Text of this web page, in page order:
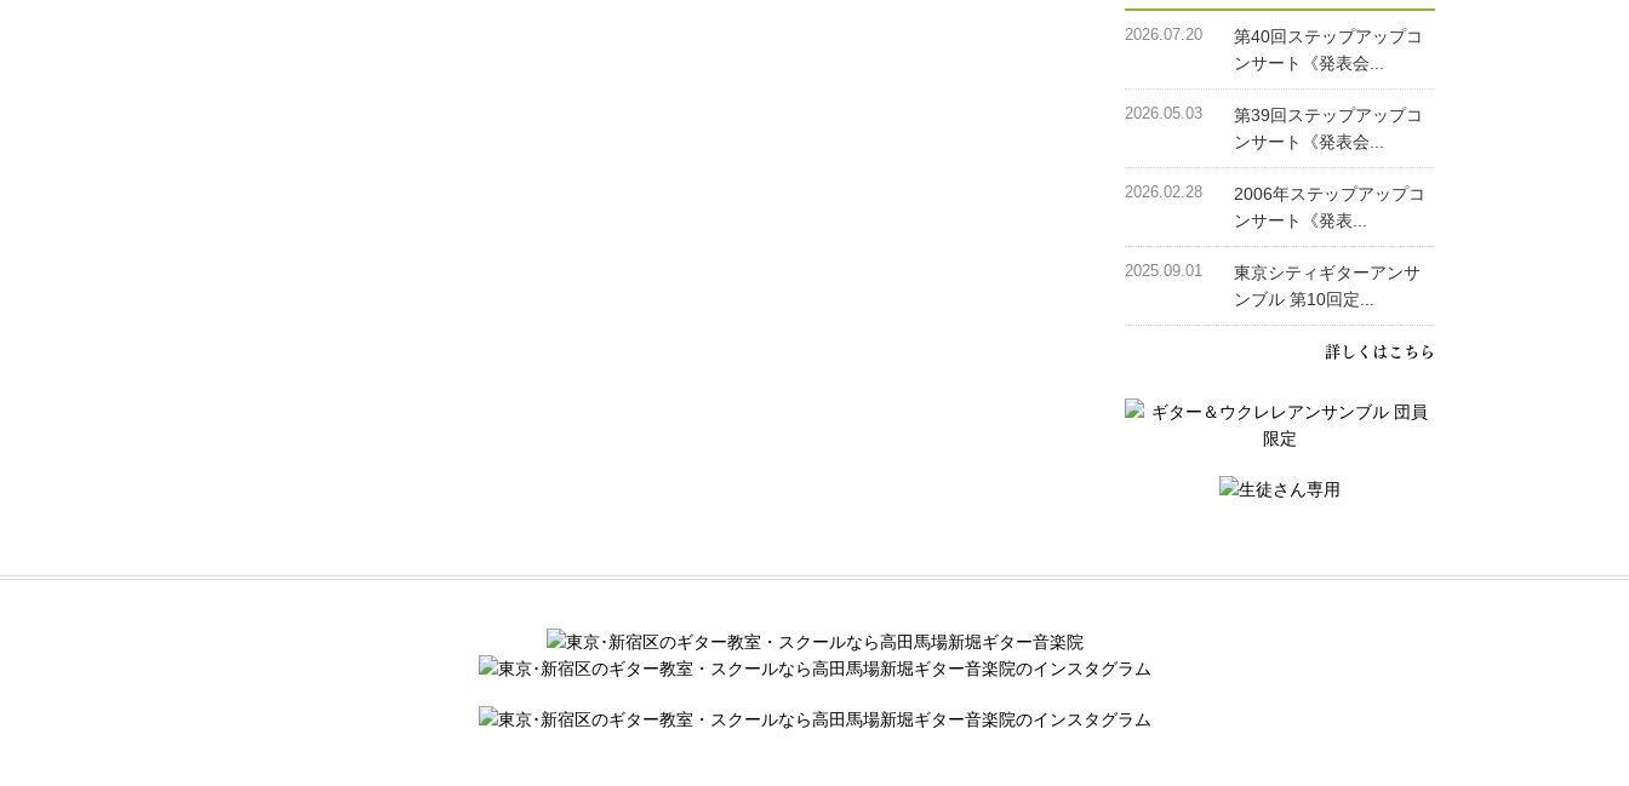
2026.07.20
第40回ステップアップコ
ンサート《発表会...
2026.05.03
第39回ステップアップコ
ンサート《発表会...
2026.02.28
2006年ステップアップコ
ンサート《発表...
2025.09.01
東京シティギターアンサ
ンブル 第10回定...
詳しくはこちら